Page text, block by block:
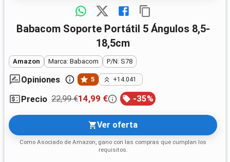
Babacom Soporte Portátil 5 Ángulos 8,5-
18,5cm
Amazon Marca: Babacom P/N: S78
Opiniones 5 +14.041
Precio 22,99 €14,99 € -35%
Ver oferta
Como Asociado de Amazon, gano con las compras que cumplan los
requisitos.